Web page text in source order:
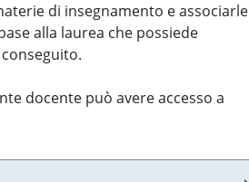
di insegnamento e associarle
alla laurea che possiede
docente può avere accesso a